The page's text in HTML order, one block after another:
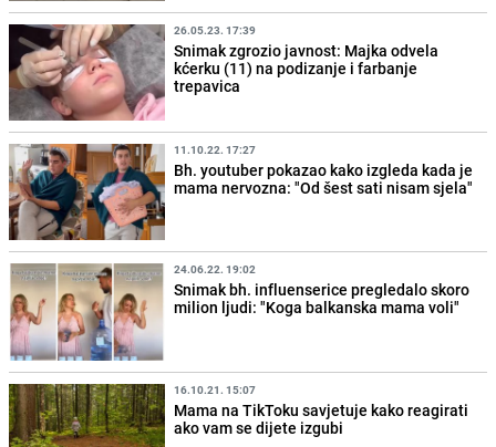
26.05.23. 17:39
Snimak zgrozio javnost: Majka odvela
kćerku (11) na podizanje i farbanje
trepavica
11.10.22. 17:27
Bh. youtuber pokazao kako izgleda kada je
mama nervozna: "Od šest sati nisam sjela"
24.06.22. 19:02
Snimak bh. influenserice pregledalo skoro
milion ljudi: "Koga balkanska mama voli"
16.10.21. 15:07
Mama na TikToku savjetuje kako reagirati
ako vam se dijete izgubi